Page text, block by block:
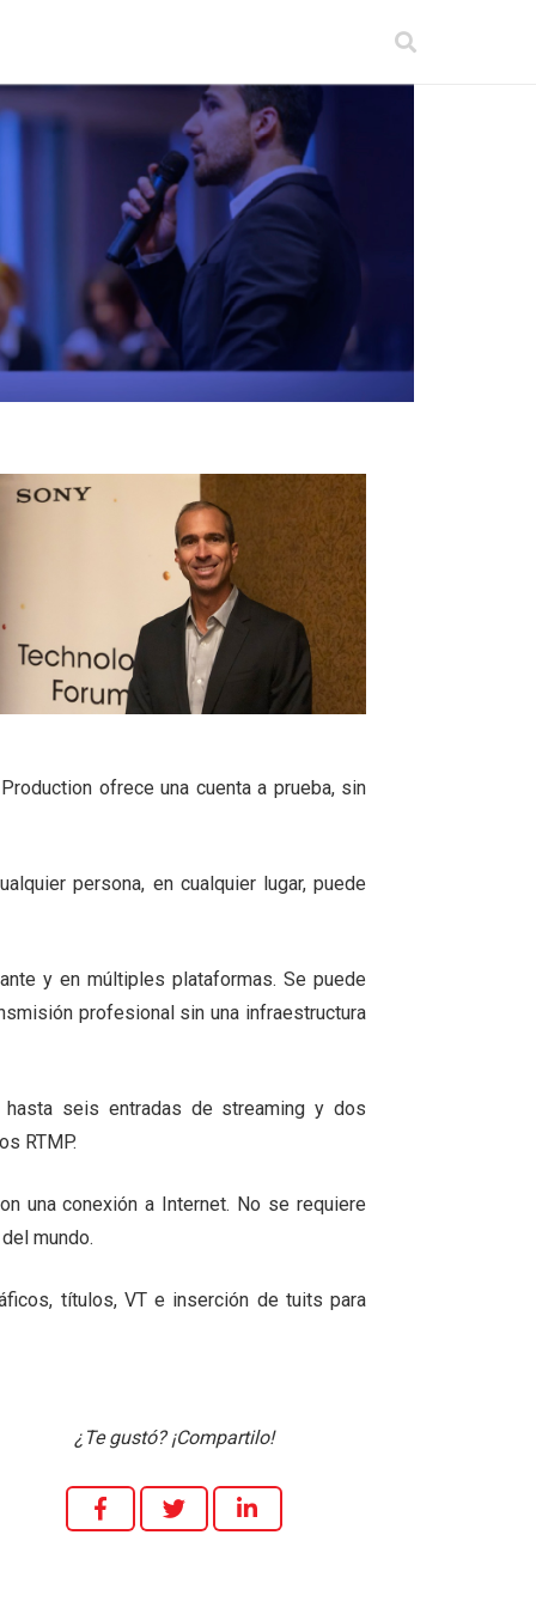
ofrece una cuenta a prueba, sin
persona, en cualquier lugar, puede
y en múltiples plataformas. Se puede
profesional sin una infraestructura
seis entradas de streaming y dos
RTMP.
una conexión a Internet. No se requiere
mundo.
títulos, VT e inserción de tuits para
¿Te gustó? ¡Compartilo!